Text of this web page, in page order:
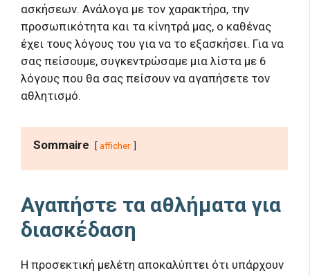
ασκήσεων. Ανάλογα με τον χαρακτήρα, την
προσωπικότητα και τα κίνητρά μας, ο καθένας
έχει τους λόγους του για να το εξασκήσει. Για να
σας πείσουμε, συγκεντρώσαμε μια λίστα με 6
λόγους που θα σας πείσουν να αγαπήσετε τον
αθλητισμό.
Sommaire afficher
Αγαπήστε τα αθλήματα για
διασκέδαση
Η προσεκτική μελέτη αποκαλύπτει ότι υπάρχουν